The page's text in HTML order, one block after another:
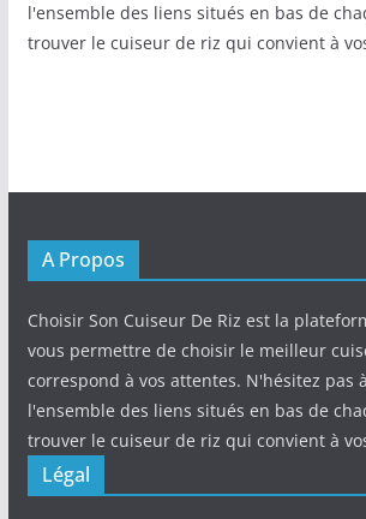
l'ensemble des liens situés en bas de
trouver le cuiseur de riz qui convient à
A Propos
Choisir Son Cuiseur De Riz est la
vous permettre de choisir le meilleur
correspond à vos attentes. N'hésitez pas
l'ensemble des liens situés en bas de
trouver le cuiseur de riz qui convient à
Légal